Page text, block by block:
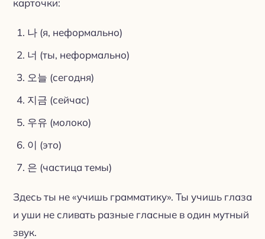
나 (я, неформально)
너 (ты, неформально)
오늘 (сегодня)
지금 (сейчас)
우유 (молоко)
이 (это)
은 (частица темы)
Здесь ты не «учишь грамматику». Ты учишь глаза
и уши не сливать разные гласные в один мутный
звук.